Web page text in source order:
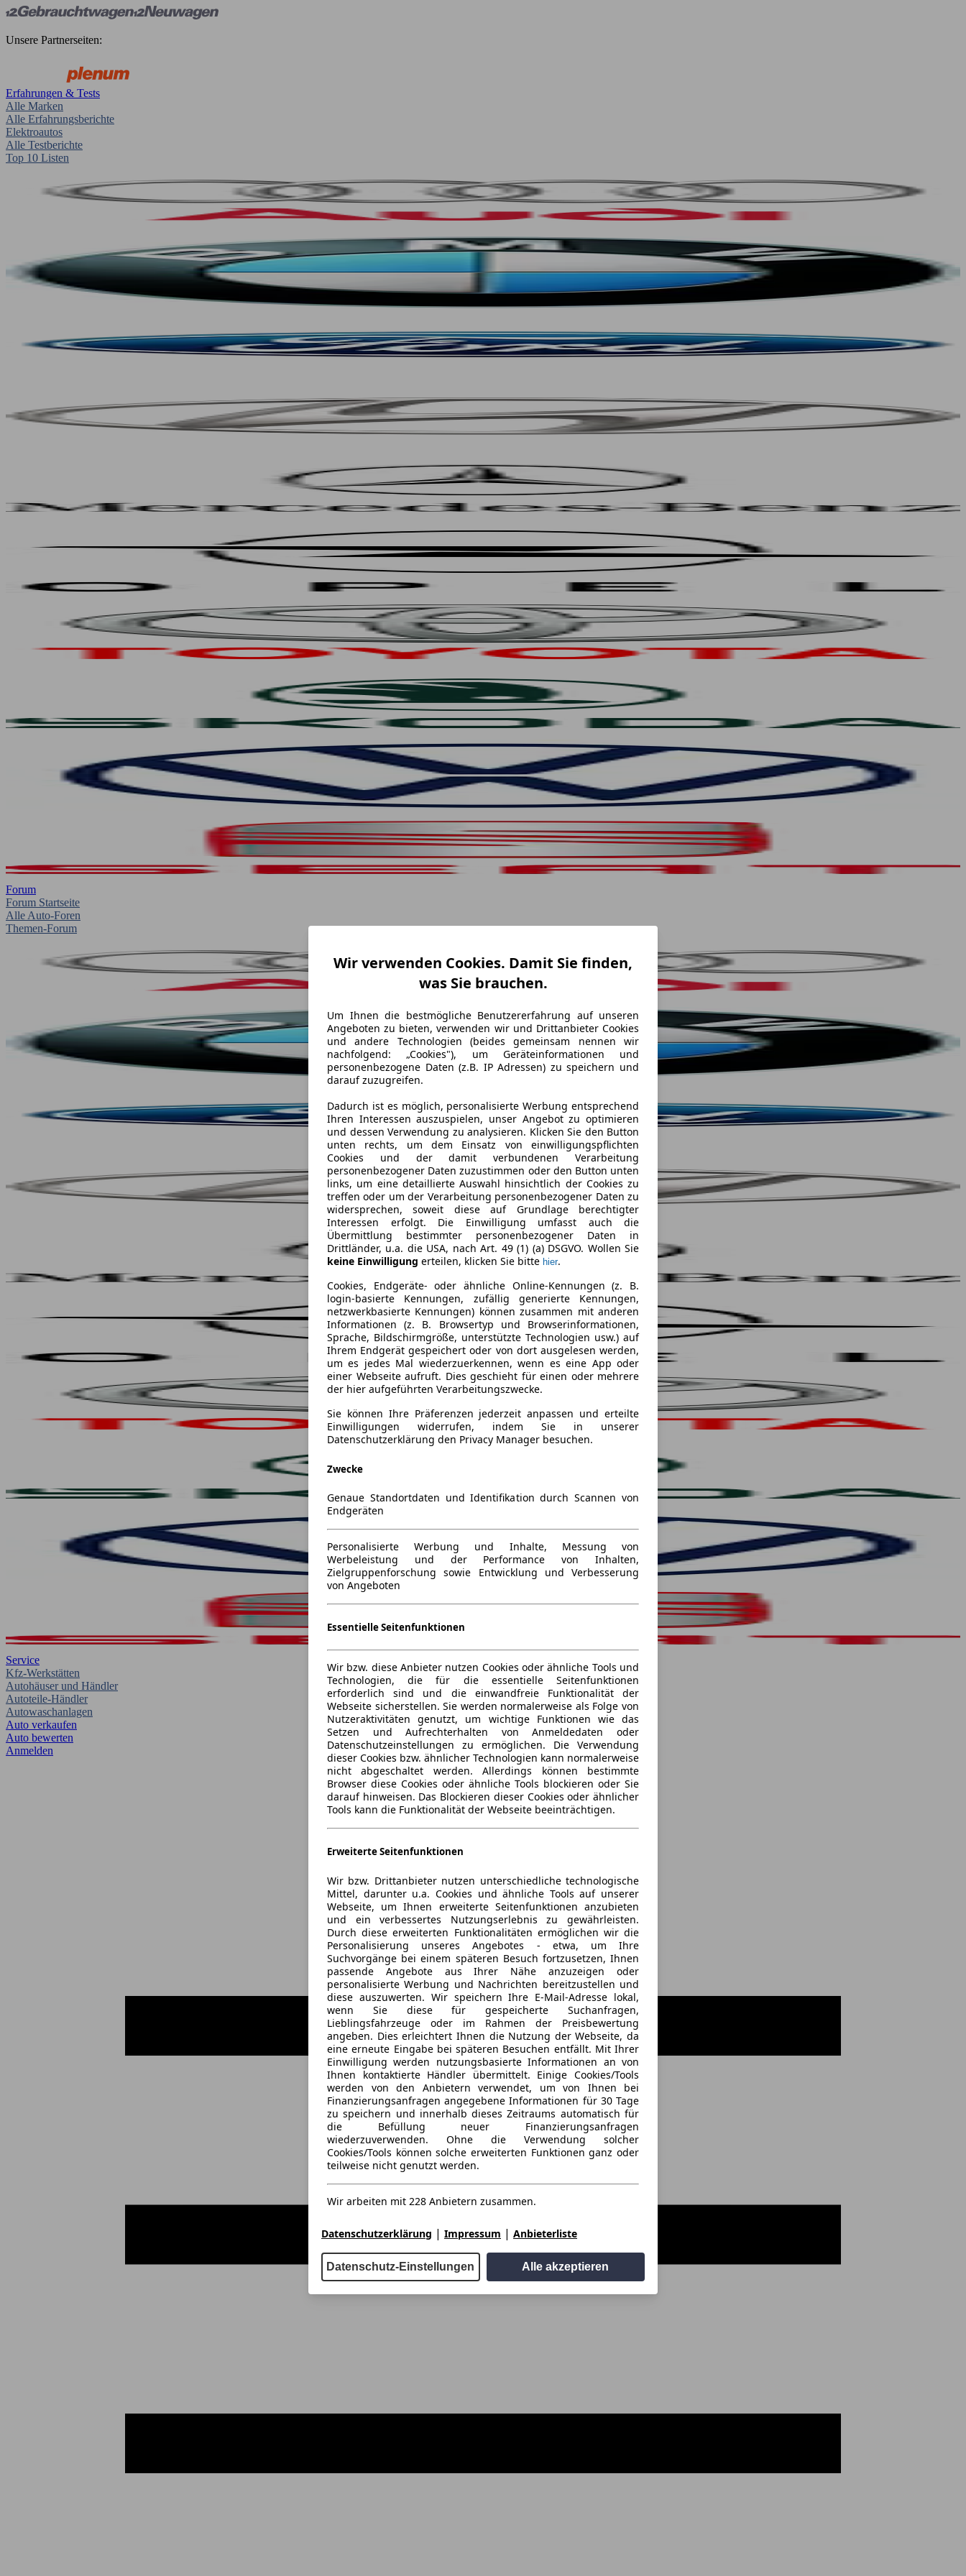
Unsere Partnerseiten:
Erfahrungen & Tests
Alle Marken
Alle Erfahrungsberichte
Elektroautos
Alle Testberichte
Top 10 Listen
Forum
Forum Startseite
Alle Auto-Foren
Themen-Forum
Service
Kfz-Werkstätten
Autohäuser und Händler
Autoteile-Händler
Autowaschanlagen
Auto verkaufen
Auto bewerten
Anmelden
Wir verwenden Cookies. Damit Sie finden,
was Sie brauchen.
Um Ihnen die bestmögliche Benutzererfahrung auf unseren
Angeboten zu bieten, verwenden wir und Drittanbieter Cookies
und andere Technologien (beides gemeinsam nennen wir
nachfolgend: „Cookies"), um Geräteinformationen und
personenbezogene Daten (z.B. IP Adressen) zu speichern und
darauf zuzugreifen.
Dadurch ist es möglich, personalisierte Werbung entsprechend
Ihren Interessen auszuspielen, unser Angebot zu optimieren
und dessen Verwendung zu analysieren. Klicken Sie den Button
unten rechts, um dem Einsatz von einwilligungspflichten
Cookies und der damit verbundenen Verarbeitung
personenbezogener Daten zuzustimmen oder den Button unten
links, um eine detaillierte Auswahl hinsichtlich der Cookies zu
treffen oder um der Verarbeitung personenbezogener Daten zu
widersprechen, soweit diese auf Grundlage berechtigter
Interessen erfolgt. Die Einwilligung umfasst auch die
Übermittlung bestimmter personenbezogener Daten in
Drittländer, u.a. die USA, nach Art. 49 (1) (a) DSGVO. Wollen Sie
keine Einwilligung erteilen, klicken Sie bitte hier.
Cookies, Endgeräte- oder ähnliche Online-Kennungen (z. B.
login-basierte Kennungen, zufällig generierte Kennungen,
netzwerkbasierte Kennungen) können zusammen mit anderen
Informationen (z. B. Browsertyp und Browserinformationen,
Sprache, Bildschirmgröße, unterstützte Technologien usw.) auf
Ihrem Endgerät gespeichert oder von dort ausgelesen werden,
um es jedes Mal wiederzuerkennen, wenn es eine App oder
einer Webseite aufruft. Dies geschieht für einen oder mehrere
der hier aufgeführten Verarbeitungszwecke.
Sie können Ihre Präferenzen jederzeit anpassen und erteilte
Einwilligungen widerrufen, indem Sie in unserer
Datenschutzerklärung den Privacy Manager besuchen.
Zwecke
Genaue Standortdaten und Identifikation durch Scannen von
Endgeräten
Personalisierte Werbung und Inhalte, Messung von
Werbeleistung und der Performance von Inhalten,
Zielgruppenforschung sowie Entwicklung und Verbesserung
von Angeboten
Essentielle Seitenfunktionen
Wir bzw. diese Anbieter nutzen Cookies oder ähnliche Tools und
Technologien, die für die essentielle Seitenfunktionen
erforderlich sind und die einwandfreie Funktionalität der
Webseite sicherstellen. Sie werden normalerweise als Folge von
Nutzeraktivitäten genutzt, um wichtige Funktionen wie das
Setzen und Aufrechterhalten von Anmeldedaten oder
Datenschutzeinstellungen zu ermöglichen. Die Verwendung
dieser Cookies bzw. ähnlicher Technologien kann normalerweise
nicht abgeschaltet werden. Allerdings können bestimmte
Browser diese Cookies oder ähnliche Tools blockieren oder Sie
darauf hinweisen. Das Blockieren dieser Cookies oder ähnlicher
Tools kann die Funktionalität der Webseite beeinträchtigen.
Erweiterte Seitenfunktionen
Wir bzw. Drittanbieter nutzen unterschiedliche technologische
Mittel, darunter u.a. Cookies und ähnliche Tools auf unserer
Webseite, um Ihnen erweiterte Seitenfunktionen anzubieten
und ein verbessertes Nutzungserlebnis zu gewährleisten.
Durch diese erweiterten Funktionalitäten ermöglichen wir die
Personalisierung unseres Angebotes - etwa, um Ihre
Suchvorgänge bei einem späteren Besuch fortzusetzen, Ihnen
passende Angebote aus Ihrer Nähe anzuzeigen oder
personalisierte Werbung und Nachrichten bereitzustellen und
diese auszuwerten. Wir speichern Ihre E-Mail-Adresse lokal,
wenn Sie diese für gespeicherte Suchanfragen,
Lieblingsfahrzeuge oder im Rahmen der Preisbewertung
angeben. Dies erleichtert Ihnen die Nutzung der Webseite, da
eine erneute Eingabe bei späteren Besuchen entfällt. Mit Ihrer
Einwilligung werden nutzungsbasierte Informationen an von
Ihnen kontaktierte Händler übermittelt. Einige Cookies/Tools
werden von den Anbietern verwendet, um von Ihnen bei
Finanzierungsanfragen angegebene Informationen für 30 Tage
zu speichern und innerhalb dieses Zeitraums automatisch für
die Befüllung neuer Finanzierungsanfragen
wiederzuverwenden. Ohne die Verwendung solcher
Cookies/Tools können solche erweiterten Funktionen ganz oder
teilweise nicht genutzt werden.
Wir arbeiten mit 228 Anbietern zusammen.
Datenschutzerklärung | Impressum | Anbieterliste
Datenschutz-Einstellungen Alle akzeptieren